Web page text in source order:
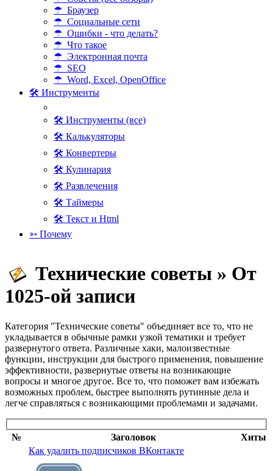
☂ Браузер
☂ Социальные сети
☂ Ошибки - что делать?
☂ Что такое
☂ Электронная почта
☂ SEO
☂ Word, Excel, OpenOffice
🛠 Инструменты
🛠 Инструменты (все)
🛠 Калькуляторы
🛠 Конвертеры
🛠 Кулинария
🛠 Развлечения
🛠 Таймеры
🛠 Текст и Html
➳ Почему
Технические советы » От
1025-ой записи
Категория "Технические советы" объединяет все то, что не
укладывается в обычные рамки узкой тематики и требует
развернутого ответа. Различные хаки, малоизвестные
функции, инструкции для быстрого применения, повышение
эффективности, развернутые ответы на возникающие
вопросы и многое другое. Все то, что поможет вам избежать
возможных проблем, быстрее выполнять рутинные дела и
легче справляться с возникающими проблемами и задачами.
№ Заголовок Хиты
Как удалить подписчиков ВКонтакте